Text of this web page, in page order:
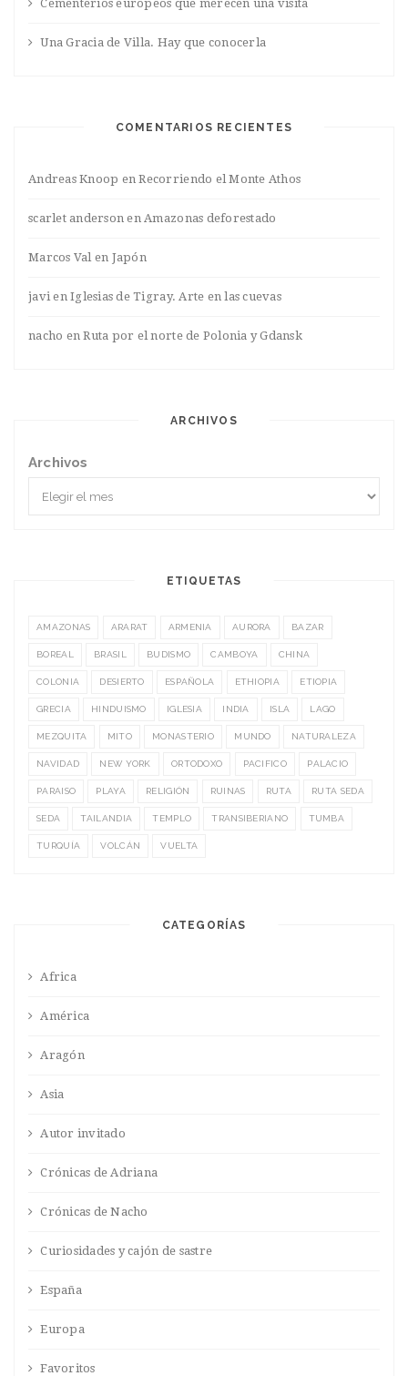
Cementerios europeos que merecen una visita
Una Gracia de Villa. Hay que conocerla
COMENTARIOS RECIENTES
Andreas Knoop enRecorriendo el Monte Athos
scarlet anderson enAmazonas deforestado
Marcos Valen Japón
javienIglesias de Tigray. Arte en las cuevas
nacho enRuta por el norte de Polonia y Gdansk
ARCHIVOS
Archivos
ETIQUETAS
AMAZONAS ARARAT ARMENIA AURORA BAZAR
BOREAL BRASIL BUDISMO CAMBOYA CHINA
COLONIA DESIERTO ESPAÑOLA ETHIOPIA ETIOPIA
GRECIA HINDUISMO IGLESIA INDIA ISLA LAGO
MEZQUITA MITO MONASTERIO MUNDO NATURALEZA
NAVIDAD NEW YORK ORTODOXO PACIFICO PALACIO
PARAISO PLAYA RELIGIÓN RUINAS RUTA RUTA SEDA
SEDA TAILANDIA TEMPLO TRANSIBERIANO TUMBA
TURQUÍA VOLCÁN VUELTA
CATEGORÍAS
Africa
América
Aragón
Asia
Autor invitado
Crónicas de Adriana
Crónicas de Nacho
Curiosidades y cajón de sastre
España
Europa
Favoritos